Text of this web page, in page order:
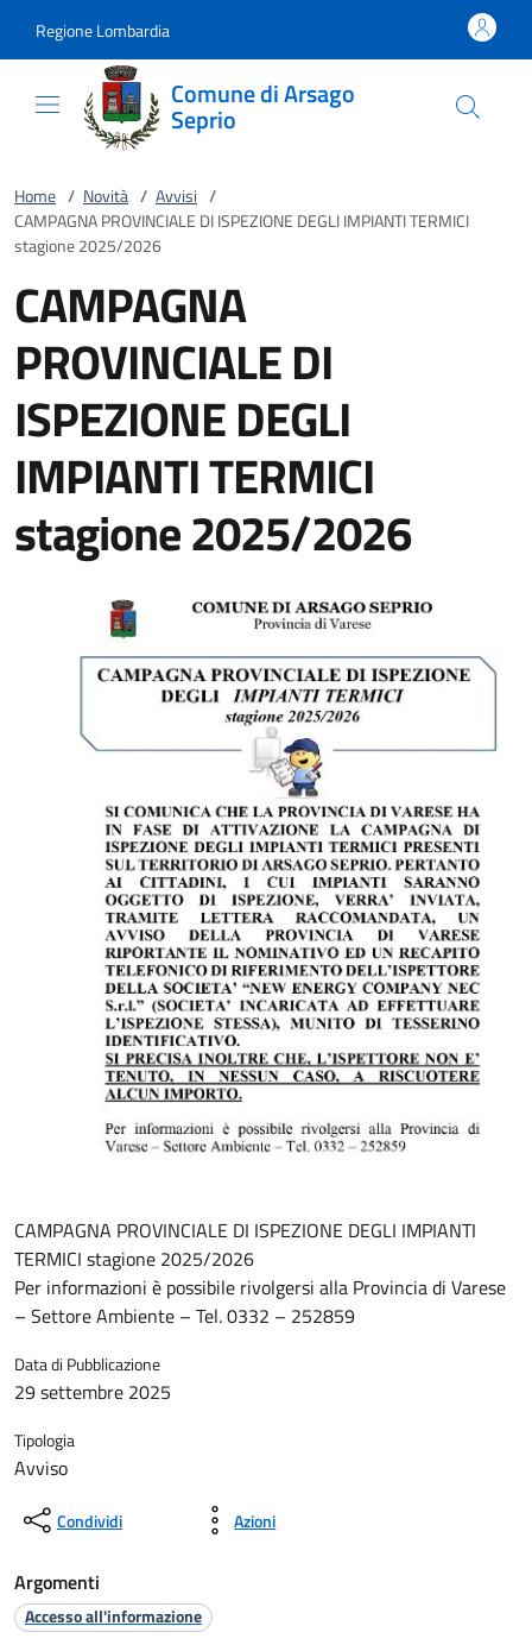
Regione Lombardia
Comune di Arsago
Seprio
Home / Novità / Avvisi /
CAMPAGNA PROVINCIALE DI ISPEZIONE DEGLI IMPIANTI TERMICI
stagione 2025/2026
CAMPAGNA
PROVINCIALE DI
ISPEZIONE DEGLI
IMPIANTI TERMICI
stagione 2025/2026
CAMPAGNA PROVINCIALE DI ISPEZIONE DEGLI IMPIANTI
TERMICI stagione 2025/2026
Per informazioni è possibile rivolgersi alla Provincia di Varese
– Settore Ambiente – Tel. 0332 – 252859
Data di Pubblicazione
29 settembre 2025
Tipologia
Avviso
Condividi Azioni
Argomenti
Accesso all'informazione